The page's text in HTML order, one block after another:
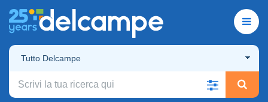
Tutto Delcampe